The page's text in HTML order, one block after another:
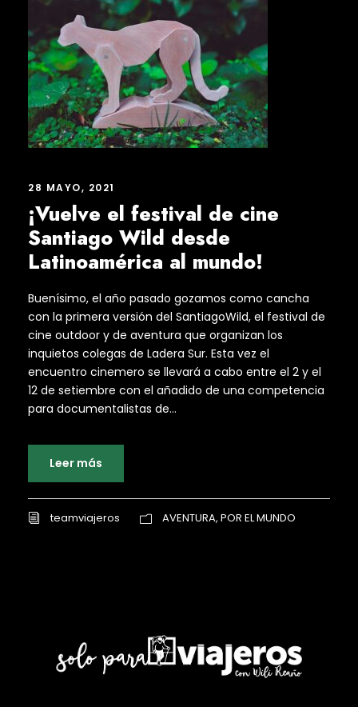
28 MAYO, 2021
¡Vuelve el festival de cine
Santiago Wild desde
Latinoamérica al mundo!
Buenísimo, el año pasado gozamos como cancha
con la primera versión del SantiagoWild, el festival de
cine outdoor y de aventura que organizan los
inquietos colegas de Ladera Sur. Esta vez el
encuentro cinemero se llevará a cabo entre el 2 y el
12 de setiembre con el añadido de una competencia
para documentalistas de...
Leer más
teamviajeros AVENTURA, POR EL MUNDO